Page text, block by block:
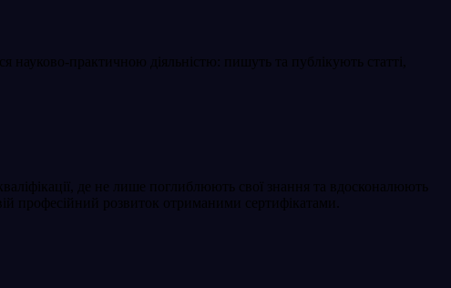
практичною діяльністю: пишуть та публікують статті,
де не лише поглиблюють свої знання та вдосконалюють
професійний розвиток отриманими сертифікатами.